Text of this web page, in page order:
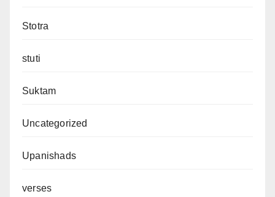
Stotra
stuti
Suktam
Uncategorized
Upanishads
verses